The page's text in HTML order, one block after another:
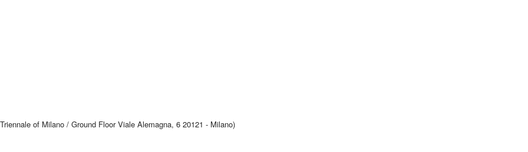
of Milano / Ground Floor Viale Alemagna, 6 20121 - Milano)